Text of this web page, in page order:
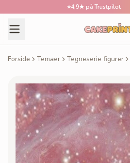
4,9★ på Trustpilot
Forside Temaer Tegneserie figurer